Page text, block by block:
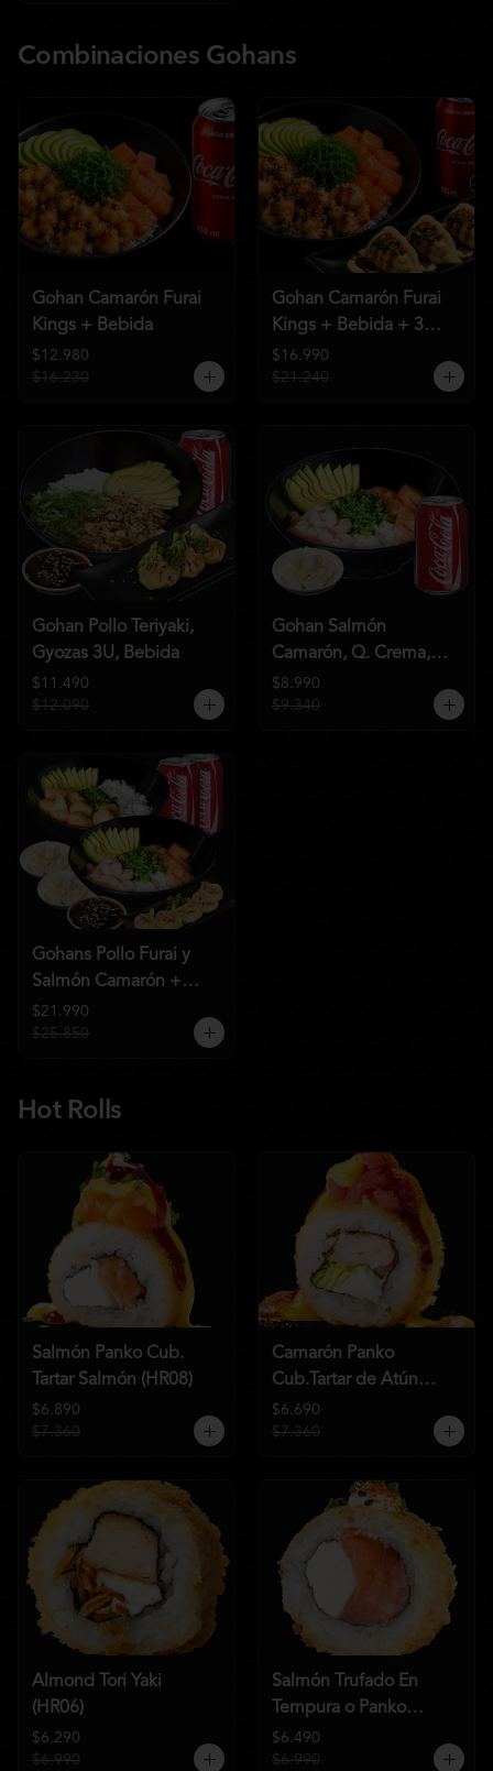
Combinaciones Gohans
Gohan Camarón Furai
Kings + Bebida
$12.980
$16.230
Gohan Camarón Furai
Kings + Bebida + 3
Unid de Gyozas Nikkei
$16.990
$21.240
Gohan Pollo Teriyaki,
Gyozas 3U, Bebida
$11.490
$12.090
Gohan Salmón
Camarón, Q. Crema,
Bebida
$8.990
$9.340
Gohans Pollo Furai y
Salmón Camarón +
2QC
$21.990
$25.850
Hot Rolls
Salmón Panko Cub.
Tartar Salmón (HR08)
$6.890
$7.360
Camarón Panko
Cub.Tartar de Atún
(HR07)
$6.690
$7.360
Almond Tori Yaki
(HR06)
$6.290
$6.990
Salmón Trufado En
Tempura o Panko
(HR04)
$6.490
$6.990